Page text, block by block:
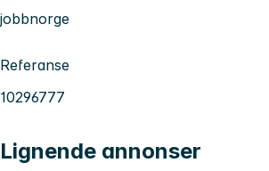
jobbnorge
Referanse
10296777
Lignende annonser